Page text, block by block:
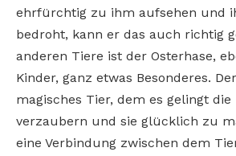
ehrfürchtig zu ihm aufsehen und
bedroht, kann er das auch richtig
anderen Tiere ist der Osterhase,
Kinder, ganz etwas Besonderes.
magisches Tier, dem es gelingt die
verzaubern und sie glücklich zu
eine Verbindung zwischen dem